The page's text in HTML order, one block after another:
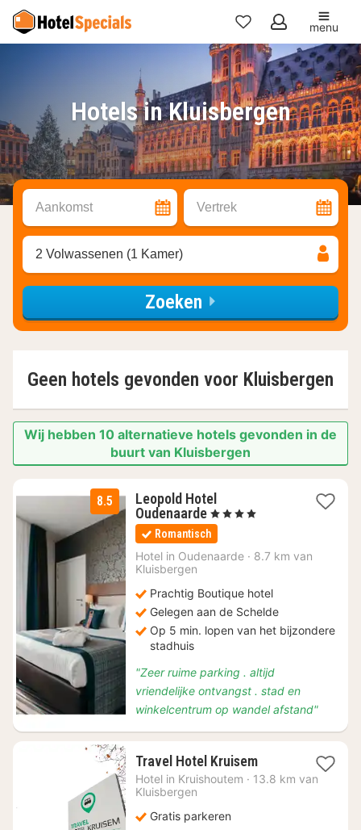
Mijn
favorieten
menu
Hotels in Kluisbergen
Aankomst Vertrek
2 Volwassenen (1 Kamer)
Zoeken
Geen hotels gevonden voor Kluisbergen
Wij hebben 10 alternatieve hotels gevonden in de
buurt van Kluisbergen
8.5
Leopold Hotel
Oudenaarde1
nacht
vanaf
€
, 4 Sterren
Romantisch
Hotel in Oudenaarde · 8.7 km van
Kluisbergen
Prachtig Boutique hotel
Gelegen aan de Schelde
Op 5 min. lopen van het bijzondere
stadhuis
"Zeer ruime parking . altijd
vriendelijke ontvangst . stad en
winkelcentrum op wandel afstand"
Travel Hotel Kruisem1
nacht
Hotel in Kruishoutem · 13.8 km van
Kluisbergen
Gratis parkeren